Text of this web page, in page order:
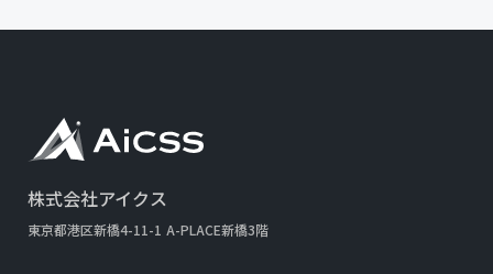
株式会社アイクス
東京都港区新橋4-11-1 A-PLACE新橋3階